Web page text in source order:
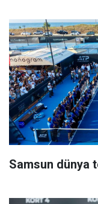
Samsun dünya